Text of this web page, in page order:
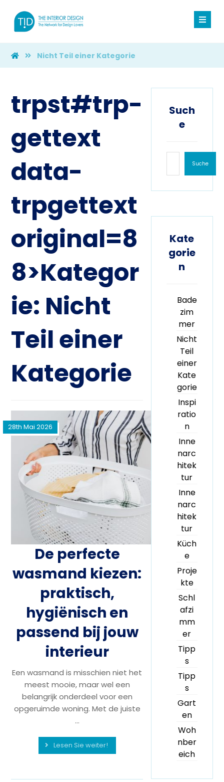
Nicht Teil einer Kategorie
trpst#trp-
gettext
data-
trpgettext
original=8
8>Kategor
ie: Nicht
Teil einer
Kategorie
De perfecte
wasmand kiezen:
praktisch,
hygiënisch en
passend bij jouw
interieur
28th Mai 2026
Een wasmand is misschien niet het
meest mooie, maar wel een
belangrijk onderdeel voor een
opgeruimde woning. Met de juiste
...
Lesen Sie weiter!
Such
e
Suche
Kate
gorie
n
Bade
zim
mer
Nicht
Teil
einer
Kate
gorie
Inspi
ratio
n
Inne
narc
hitek
tur
Inne
narc
hitek
tur
Küch
e
Proje
kte
Schl
afzi
mm
er
Tipp
s
Tipp
s
Gart
en
Woh
nber
eich